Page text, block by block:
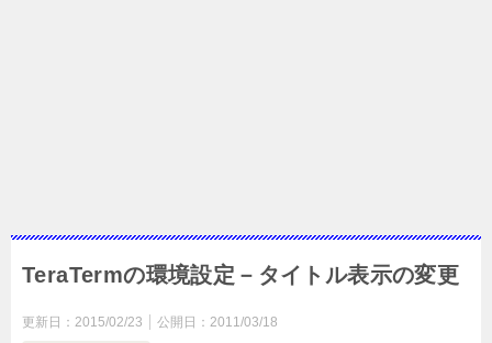
TeraTermの環境設定－タイトル表示の変更
更新日： 2015/02/23 公開日： 2011/03/18